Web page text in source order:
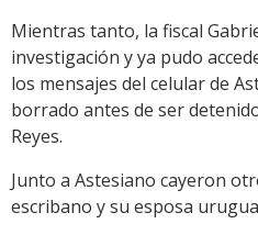
Mientras tanto, la fiscal
investigación y ya pudo
los mensajes del celular de
borrado antes de ser
Reyes.
Junto a Astesiano cayeron
escribano y su esposa